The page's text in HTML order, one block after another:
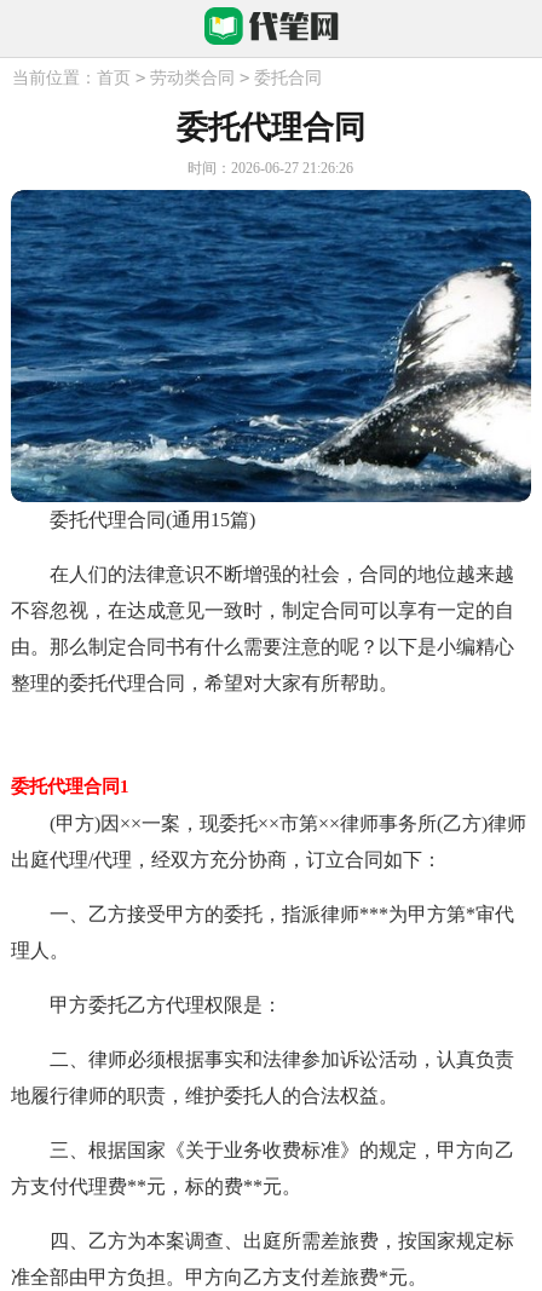
当前位置： 首页 > 劳动类合同 > 委托合同
委托代理合同
时间：2026-06-27 21:26:26
委托代理合同(通用15篇)
在人们的法律意识不断增强的社会，合同的地位越来越
不容忽视，在达成意见一致时，制定合同可以享有一定的自
由。那么制定合同书有什么需要注意的呢？以下是小编精心
整理的委托代理合同，希望对大家有所帮助。
委托代理合同1
(甲方)因××一案，现委托××市第××律师事务所(乙方)律师
出庭代理/代理，经双方充分协商，订立合同如下：
一、乙方接受甲方的委托，指派律师***为甲方第*审代
理人。
甲方委托乙方代理权限是：
二、律师必须根据事实和法律参加诉讼活动，认真负责
地履行律师的职责，维护委托人的合法权益。
三、根据国家《关于业务收费标准》的规定，甲方向乙
方支付代理费**元，标的费**元。
四、乙方为本案调查、出庭所需差旅费，按国家规定标
准全部由甲方负担。甲方向乙方支付差旅费*元。